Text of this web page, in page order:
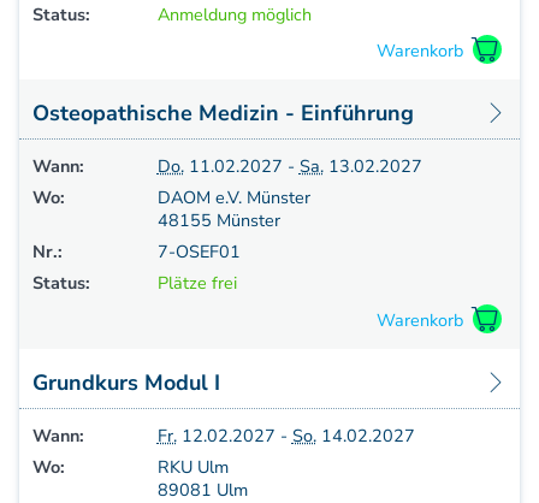
Status:
Anmeldung möglich
Osteopathische Medizin - Einführung
Wann: Do.11.02.2027 - Sa.13.02.2027
Wo:
DAOM e.V. Münster
48155 Münster
Nr.:
7-OSEF01
Status:
Plätze frei
Grundkurs Modul I
Wann: Fr.12.02.2027 - So.14.02.2027
Wo:
RKU Ulm
89081 Ulm